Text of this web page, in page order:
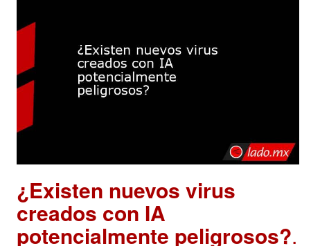
¿Existen nuevos virus
creados con IA
potencialmente peligrosos?.